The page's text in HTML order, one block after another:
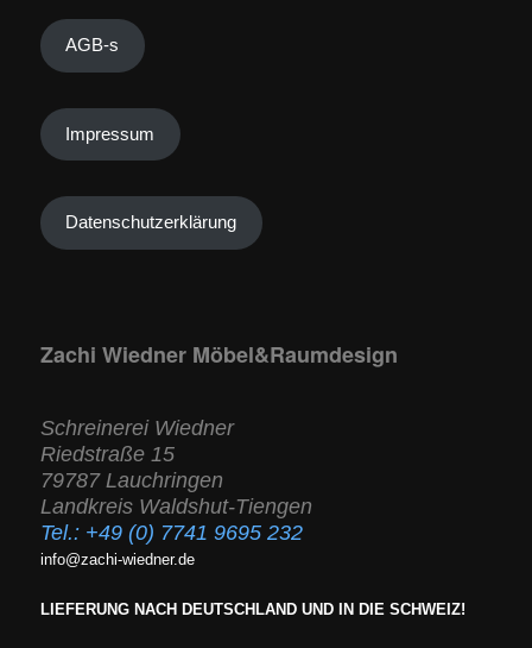
AGB-s
Impressum
Datenschutzerklärung
Zachi Wiedner Möbel&Raumdesign
Schreinerei Wiedner
Riedstraße 15
79787 Lauchringen
Landkreis Waldshut-Tiengen
Tel.: +49 (0) 7741 9695 232
info@zachi-wiedner.de
LIEFERUNG NACH DEUTSCHLAND UND IN DIE SCHWEIZ!